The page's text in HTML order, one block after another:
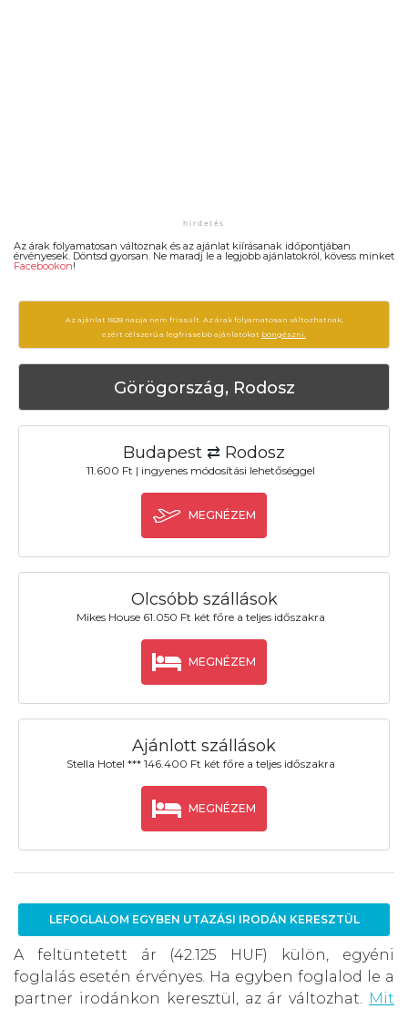
Az árak folyamatosan változnak és az ajánlat kiírásanak időpontjában
érvényesek. Döntsd gyorsan. Ne maradj le a legjobb ajánlatokról, kövess minket
Facebookon!
Az ajánlat 1828 napja nem frissült. Az árak folyamatosan változhatnak,
ezért célszerű a legfrissebb ajánlatokat böngészni.
Görögország, Rodosz
Budapest ⇄ Rodosz
11.600 Ft | ingyenes módosítási lehetőséggel
MEGNÉZEM
Olcsóbb szállások
Mikes House 61.050 Ft két főre a teljes időszakra
MEGNÉZEM
Ajánlott szállások
Stella Hotel *** 146.400 Ft két főre a teljes időszakra
MEGNÉZEM
LEFOGLALOM EGYBEN UTAZÁSI IRODÁN KERESZTÜL
A feltüntetett ár (42.125 HUF) külön, egyéni
foglalás esetén érvényes. Ha egyben foglalod le a
partner irodánkon keresztül, az ár változhat. Mit